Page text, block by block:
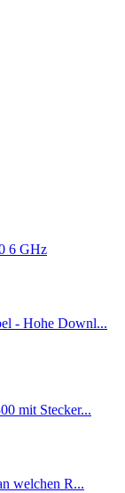
6 GHz
- Hohe Downl...
mit Stecker...
welchen R...